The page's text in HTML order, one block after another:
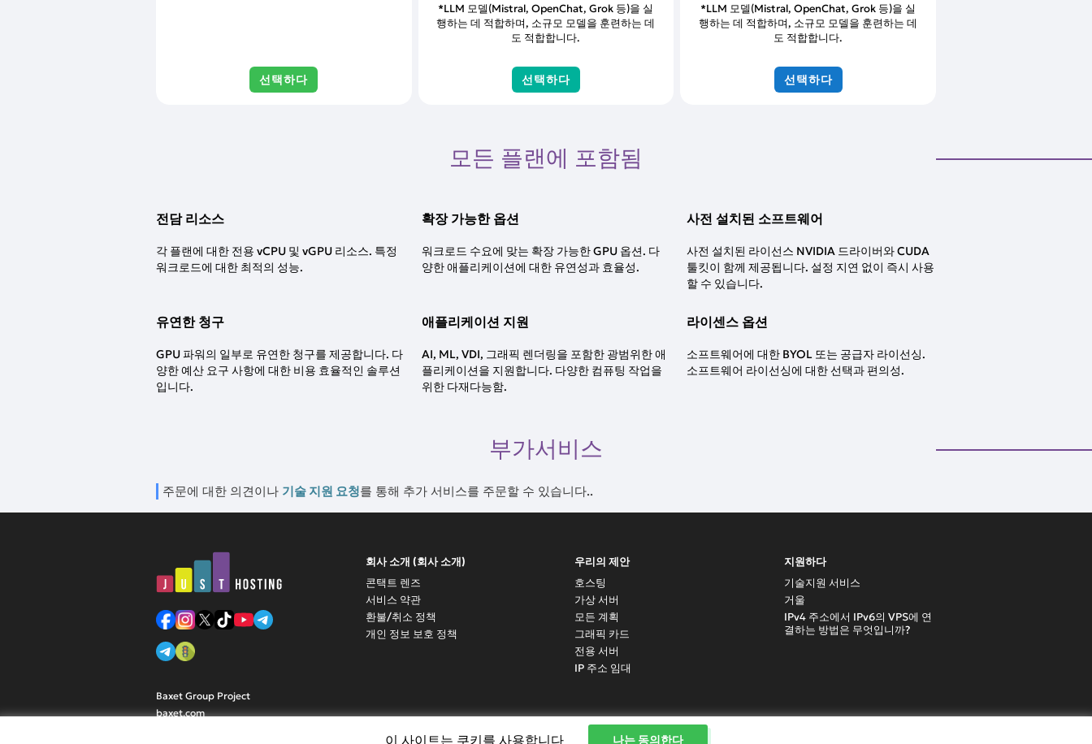
선택하다
*LLM 모델(Mistral, OpenChat, Grok 등)을 실
행하는 데 적합하며, 소규모 모델을 훈련하는 데
도 적합합니다.
선택하다
*LLM 모델(Mistral, OpenChat, Grok 등)을 실
행하는 데 적합하며, 소규모 모델을 훈련하는 데
도 적합합니다.
선택하다
모든 플랜에 포함됨
전담 리소스
각 플랜에 대한 전용 vCPU 및 vGPU 리소스. 특정
워크로드에 대한 최적의 성능.
확장 가능한 옵션
워크로드 수요에 맞는 확장 가능한 GPU 옵션. 다
양한 애플리케이션에 대한 유연성과 효율성.
사전 설치된 소프트웨어
사전 설치된 라이선스 NVIDIA 드라이버와 CUDA
툴킷이 함께 제공됩니다. 설정 지연 없이 즉시 사용
할 수 있습니다.
유연한 청구
GPU 파워의 일부로 유연한 청구를 제공합니다. 다
양한 예산 요구 사항에 대한 비용 효율적인 솔루션
입니다.
애플리케이션 지원
AI, ML, VDI, 그래픽 렌더링을 포함한 광범위한 애
플리케이션을 지원합니다. 다양한 컴퓨팅 작업을
위한 다재다능함.
라이센스 옵션
소프트웨어에 대한 BYOL 또는 공급자 라이선싱.
소프트웨어 라이선싱에 대한 선택과 편의성.
부가서비스
주문에 대한 의견이나 기술 지원 요청를 통해 추가 서비스를 주문할 수 있습니다..
회사 소개 (회사 소개)
콘택트 렌즈
서비스 약관
환불/취소 정책
개인 정보 보호 정책
우리의 제안
호스팅
가상 서버
모든 계획
그래픽 카드
전용 서버
IP 주소 임대
지원하다
기술지원 서비스
거울
IPv4 주소에서 IPv6의 VPS에 연
결하는 방법은 무엇입니까?
Baxet Group Project
baxet.com
이 사이트는 쿠키를 사용합니다 나는 동의한다